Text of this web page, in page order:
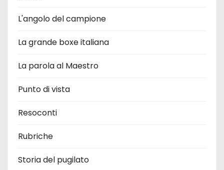
L'angolo del campione
La grande boxe italiana
La parola al Maestro
Punto di vista
Resoconti
Rubriche
Storia del pugilato